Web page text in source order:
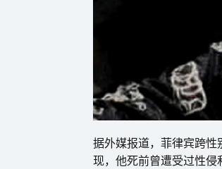
据外媒报道，菲律宾跨性
现，他死前曾遭受过性